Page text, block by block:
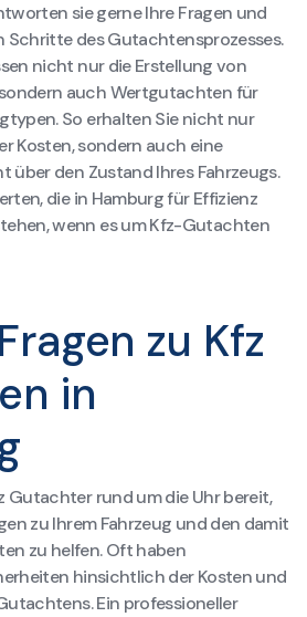
sie gerne Ihre Fragen und
Schritte des Gutachtensprozesses.
nicht nur die Erstellung von
auch Wertgutachten für
So erhalten Sie nicht nur
Kosten, sondern auch eine
über den Zustand Ihres Fahrzeugs.
die in Hamburg für Effizienz
wenn es um Kfz-Gutachten
zu Kfz
in
Gutachter rund um die Uhr bereit,
zu Ihrem Fahrzeug und den damit
zu helfen. Oft haben
hinsichtlich der Kosten und
Ein professioneller